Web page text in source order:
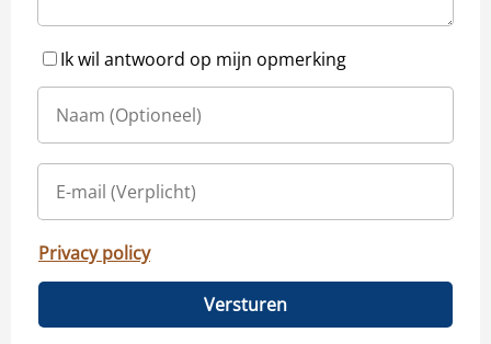
Ik wil antwoord op mijn opmerking
Privacy policy
Versturen